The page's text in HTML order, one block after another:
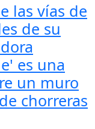
las vías de
de su
es una
un muro
chorreras